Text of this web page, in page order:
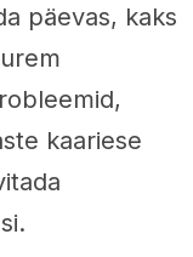
päevas, kaks
kaariese